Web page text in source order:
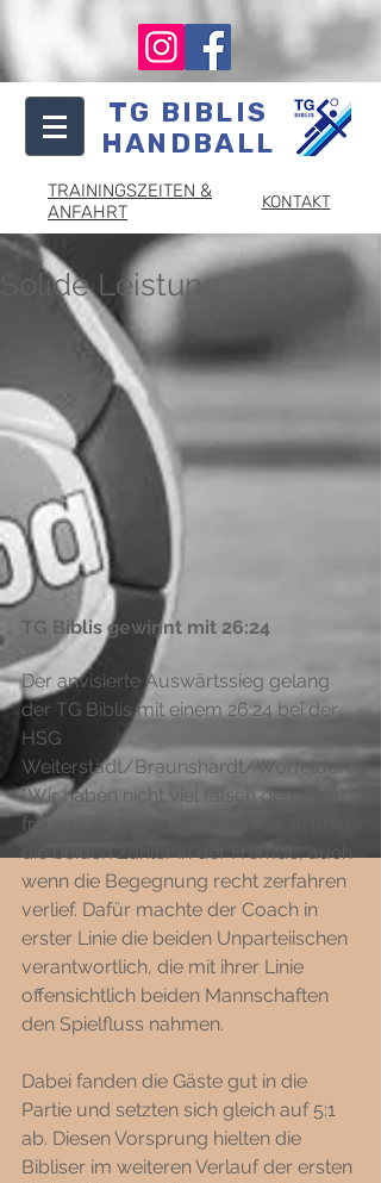
TG BIBLIS
HANDBALL
TRAININGSZEITEN &
ANFAHRT
KONTAKT
Solide Leistung
TG Biblis gewinnt mit 26:24
Der anvisierte Auswärtssieg gelang
der TG Biblis mit einem 26:24 bei der
HSG
Weiterstadt/Braunshardt/Worfelden.
"Wir haben nicht viel falsch gemacht"
freute sich Trainer Stefan Nowak über
die beiden Zähler in der Fremde, auch
wenn die Begegnung recht zerfahren
verlief. Dafür machte der Coach in
erster Linie die beiden Unparteiischen
verantwortlich, die mit ihrer Linie
offensichtlich beiden Mannschaften
den Spielfluss nahmen.
Dabei fanden die Gäste gut in die
Partie und setzten sich gleich auf 5:1
ab. Diesen Vorsprung hielten die
Bibliser im weiteren Verlauf der ersten